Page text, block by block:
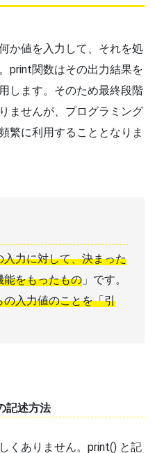
か値を入力して、それを処
print関数はその出力結果を
します。そのため最終段階
ませんが、プログラミング
繁に利用することとなりま
入力に対して、決まった
能をもったもの 」です。
入力値のことを「引
記述方法
くありません。print() と記